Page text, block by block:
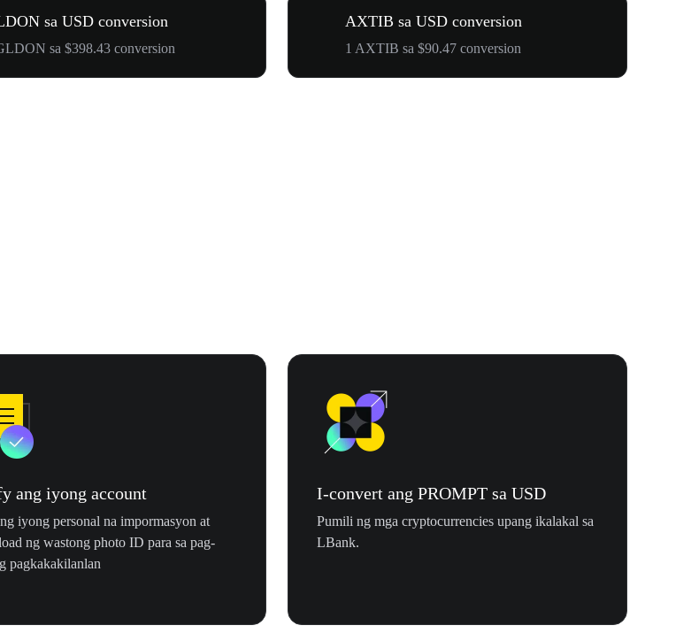
sa USD conversion
sa $398.43 conversion
AXTIB sa USD conversion
1 AXTIB sa $90.47 conversion
ang iyong account
iyong personal na impormasyon at
ng wastong photo ID para sa pag-
pagkakakilanlan
I-convert ang PROMPT sa USD
Pumili ng mga cryptocurrencies upang ikalakal sa
LBank.